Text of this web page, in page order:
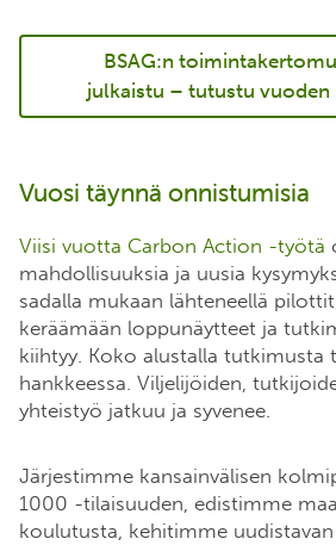
BSAG:n
julkaistu – tutustu
Vuosi täynnä onnistumisia
Viisi vuotta Carbon Action -työtä
mahdollisuuksia ja uusia
sadalla mukaan lähteneellä
keräämään loppunäytteet ja
kiihtyy. Koko alustalla tutkimusta
hankkeessa. Viljelijöiden,
yhteistyö jatkuu ja syvenee.
Järjestimme kansainvälisen
1000 -tilaisuuden, edistimme
koulutusta, kehitimme